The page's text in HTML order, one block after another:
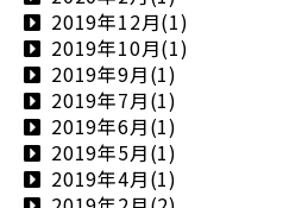
2019年12月(1)
2019年10月(1)
2019年9月(1)
2019年7月(1)
2019年6月(1)
2019年5月(1)
2019年4月(1)